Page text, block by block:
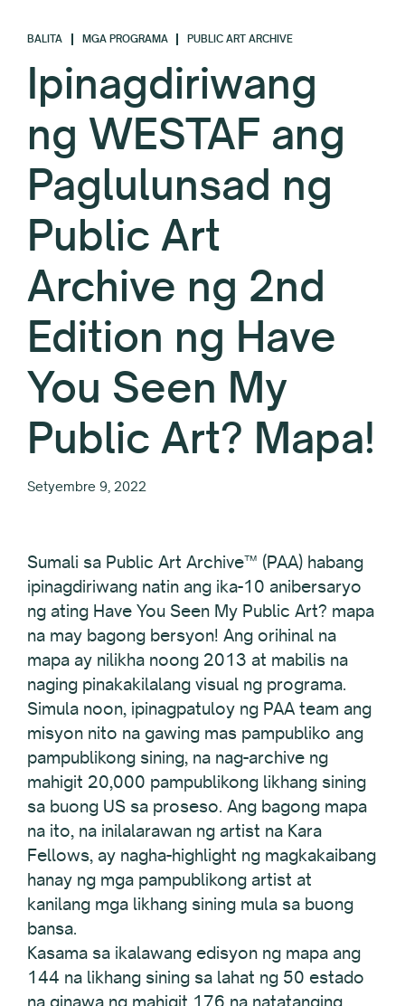
BALITA MGA PROGRAMA PUBLIC ART ARCHIVE
Ipinagdiriwang
ng WESTAF ang
Paglulunsad ng
Public Art
Archive ng 2nd
Edition ng Have
You Seen My
Public Art? Mapa!
Setyembre 9, 2022
Sumali sa Public Art Archive™ (PAA) habang
ipinagdiriwang natin ang ika-10 anibersaryo
ng ating Have You Seen My Public Art? mapa
na may bagong bersyon! Ang orihinal na
mapa ay nilikha noong 2013 at mabilis na
naging pinakakilalang visual ng programa.
Simula noon, ipinagpatuloy ng PAA team ang
misyon nito na gawing mas pampubliko ang
pampublikong sining, na nag-archive ng
mahigit 20,000 pampublikong likhang sining
sa buong US sa proseso. Ang bagong mapa
na ito, na inilalarawan ng artist na Kara
Fellows, ay nagha-highlight ng magkakaibang
hanay ng mga pampublikong artist at
kanilang mga likhang sining mula sa buong
bansa.
Kasama sa ikalawang edisyon ng mapa ang
144 na likhang sining sa lahat ng 50 estado
na ginawa ng mahigit 176 na natatanging